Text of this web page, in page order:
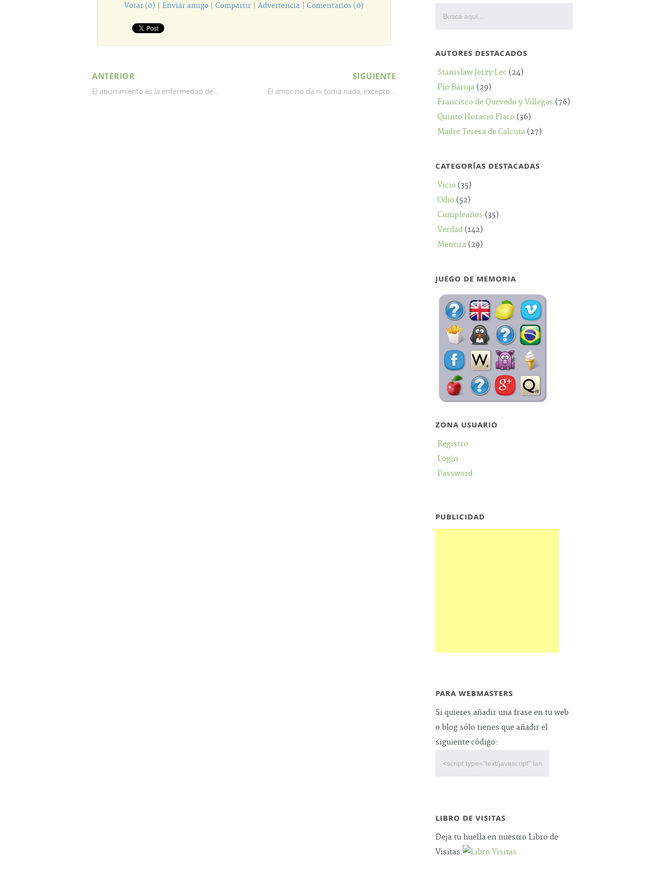
Votar (0) Enviar amigo Compartir Advertencia Comentarios (0)
ANTERIOR
El aburrimiento es la enfermedad de...
SIGUIENTE
El amor no da ni toma nada, excepto...
AUTORES DESTACADOS
Stanislaw Jerzy Lec (24)
Pío Baroja (29)
Francisco de Quevedo y Villegas (76)
Quinto Horacio Flaco (36)
Madre Teresa de Calcuta (27)
CATEGORÍAS DESTACADAS
Vicio (35)
Odio (52)
Cumpleaños (35)
Verdad (142)
Mentira (29)
JUEGO DE MEMORIA
ZONA USUARIO
Registro
Login
Password
PUBLICIDAD
PARA WEBMASTERS
Si quieres añadir una frase en tu web
o blog sólo tienes que añadir el
siguiente código:
LIBRO DE VISITAS
Deja tu huella en nuestro Libro de
Visitas.